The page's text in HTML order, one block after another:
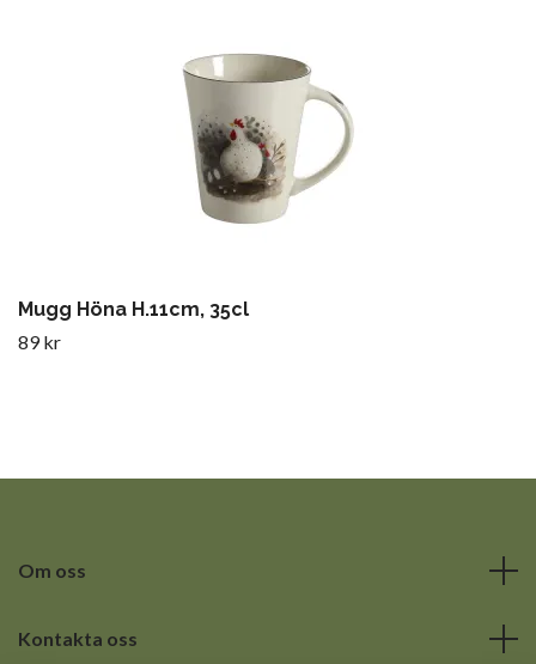
Mugg Höna H.11cm, 35cl
89 kr
Om oss
Kontakta oss